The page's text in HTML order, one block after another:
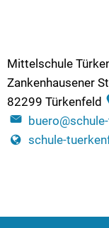
Mittelschule
Zankenhausener
82299 Türkenfeld
schule-